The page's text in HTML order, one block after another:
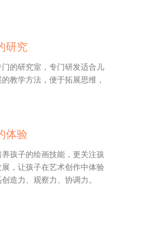
研究
的研究室，专门研发适合儿
教学方法，便于拓展思维，
体验
孩子的绘画技能，更关注孩
，让孩子在艺术创作中体验
造力、观察力、协调力。